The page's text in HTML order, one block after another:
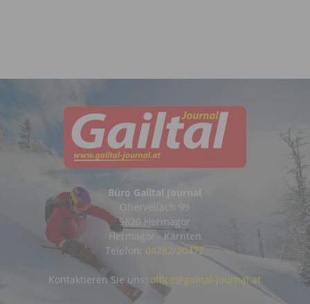
Büro Gailtal Journal
Obervellach 99
9620 Hermagor
Hermagor - Kärnten
Telefon: 04282/20472
Kontaktieren Sie uns: office@gailtal-journal.at